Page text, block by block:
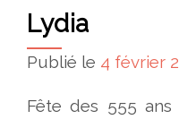
Lydia
Publié le 4 février
Fête des 555